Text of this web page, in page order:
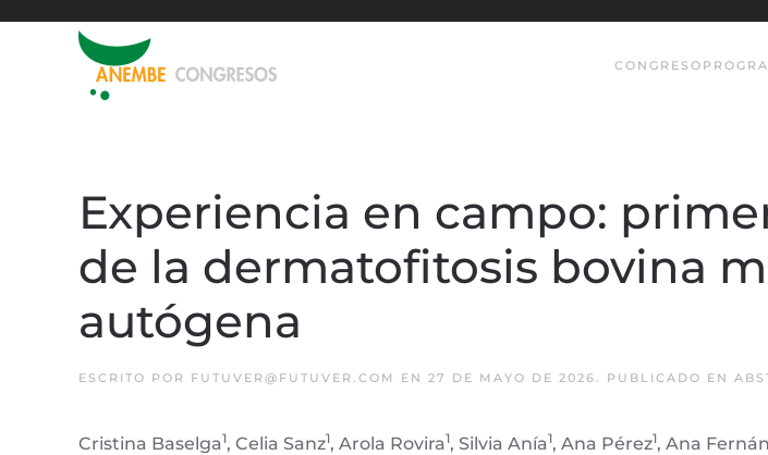
CONGRESO
Experiencia en campo:
de la dermatofitosis bovina
autógena
ESCRITO POR FUTUVER@FUTUVER.COM EN 27 DE MAYO DE 2026. PUBLICADO EN
Cristina Baselga1, Celia Sanz1, Arola Rovira1, Silvia Anía1, Ana Pérez1, Ana